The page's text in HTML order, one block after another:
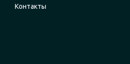
Контакты